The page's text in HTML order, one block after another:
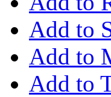
Add to
Add to
Add to